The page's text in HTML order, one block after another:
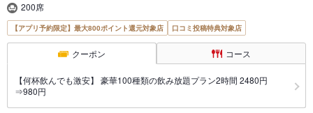
200席
【アプリ予約限定】最大800ポイント還元対象店 口コミ投稿特典対象店
クーポン コース
【何杯飲んでも激安】 豪華100種類の飲み放題プラン2時間 2480円
⇒980円